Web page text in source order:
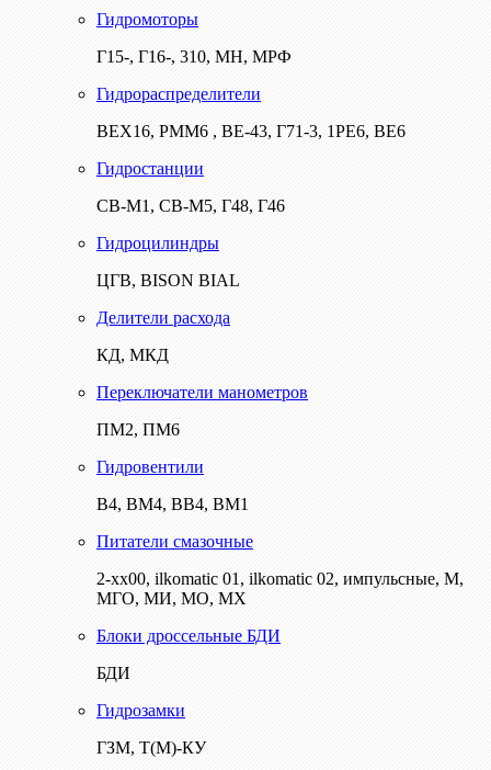
Гидромоторы
Г15-, Г16-, 310, МН, МРФ
Гидрораспределители
ВЕХ16, РММ6 , ВЕ-43, Г71-3, 1РЕ6, ВЕ6
Гидростанции
СВ-М1, СВ-М5, Г48, Г46
Гидроцилиндры
ЦГВ, BISON BIAL
Делители расхода
КД, МКД
Переключатели манометров
ПМ2, ПМ6
Гидровентили
В4, ВМ4, ВВ4, ВМ1
Питатели смазочные
2-хх00, ilkomatic 01, ilkomatic 02, импульсные, М,
МГО, МИ, МО, МХ
Блоки дроссельные БДИ
БДИ
Гидрозамки
ГЗМ, Т(М)-КУ